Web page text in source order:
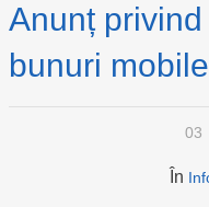
Anunț
bunuri mobile
03
În